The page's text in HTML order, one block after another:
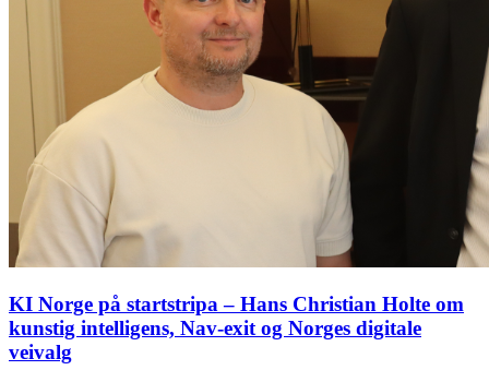
KI Norge på startstripa – Hans Christian Holte om
kunstig intelligens, Nav-exit og Norges digitale
veivalg